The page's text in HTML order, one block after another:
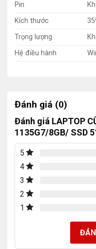
Pin
Kích thước
Trọng lượng
Hệ điều hành
Đánh giá (0)
Đánh giá LAPTOP
1135G7/8GB/ SSD
5
4
3
2
1